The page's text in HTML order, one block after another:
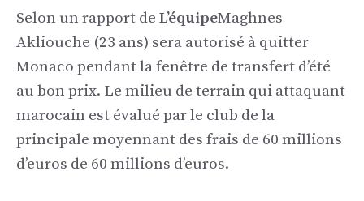
Selon un rapport de L’équipeMaghnes
Akliouche (23 ans) sera autorisé à quitter
Monaco pendant la fenêtre de transfert d’été
au bon prix. Le milieu de terrain qui attaquant
marocain est évalué par le club de la
principale moyennant des frais de 60 millions
d’euros de 60 millions d’euros.